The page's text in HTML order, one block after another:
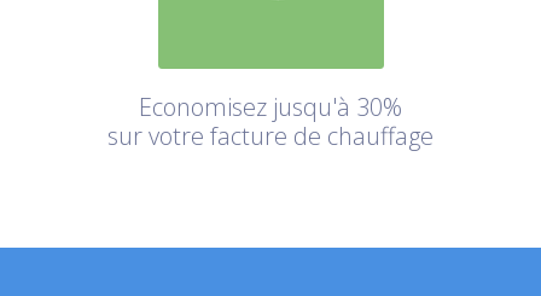
Economisez jusqu'à 30%
sur votre facture de chauffage